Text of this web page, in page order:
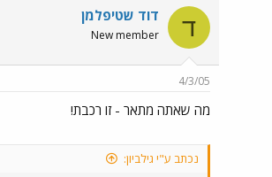
ד דוד שטיפלמן
New member
4/3/05
מה שאתה מתאר - זו רכבת!
נכתב ע"י גילביון: